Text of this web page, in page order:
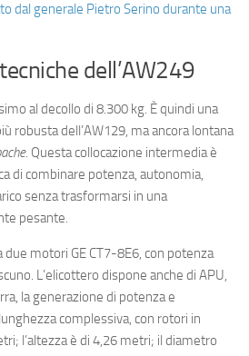
dal generale Pietro Serino durante una
dell’AW249
al decollo di 8.300 kg. È quindi una
robusta dell’AW129, ma ancora lontana
. Questa collocazione intermedia è
di combinare potenza, autonomia,
senza trasformarsi in una
pesante.
motori GE CT7-8E6, con potenza
L’elicottero dispone anche di APU,
la generazione di potenza e
complessiva, con rotori in
l’altezza è di 4,26 metri; il diametro